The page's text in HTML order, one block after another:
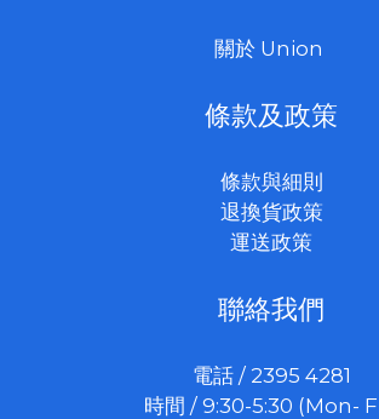
關於 Union
條款及政策
條款與細則
退換貨政策
運送政策
聯絡我們
電話 / 2395 4281
時間 / 9:30-5:30 (Mon-